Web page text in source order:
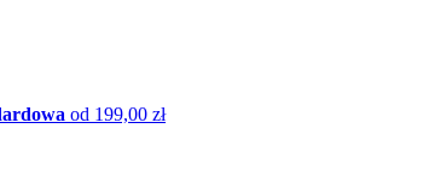
od 199,00 zł